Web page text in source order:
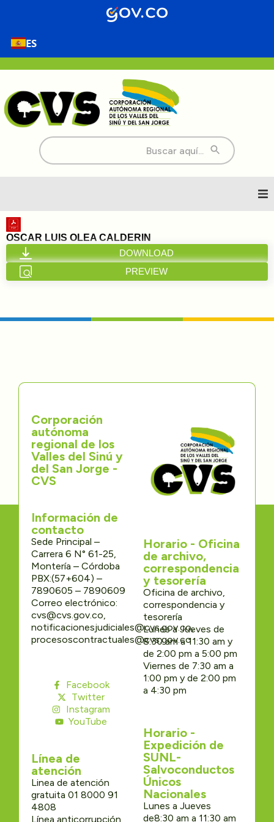
ES
Buscar:
Inicio
Nosotros
Transparencia
Participa
Trámites y Servicios
Contáctenos
OSCAR LUIS OLEA CALDERIN
DOWNLOAD
PREVIEW
Corporación
autónoma
regional de los
Valles del Sinú y
del San Jorge -
CVS
Información de
contacto
Sede Principal –
Carrera 6 N° 61-25,
Montería – Córdoba
PBX:(57+604) –
7890605 – 7890609
Correo electrónico:
cvs@cvs.gov.co,
notificacionesjudiciales@cvs.gov.co,
procesoscontractuales@cvs.gov.co
Facebook
Twitter
Instagram
YouTube
Línea de
atención
Linea de atención
gratuita 01 8000 91
4808
Línea anticorrupción
Horario - Oficina
de archivo,
correspondencia
y tesorería
Oficina de archivo,
correspondencia y
tesorería
Lunes a Jueves de
8:30 am a 11:30 am y
de 2:00 pm a 5:00 pm
Viernes de 7:30 am a
1:00 pm y de 2:00 pm
a 4:30 pm
Horario -
Expedición de
SUNL-
Salvoconductos
Únicos
Nacionales
Lunes a Jueves
de8:30 am a 11:30 am